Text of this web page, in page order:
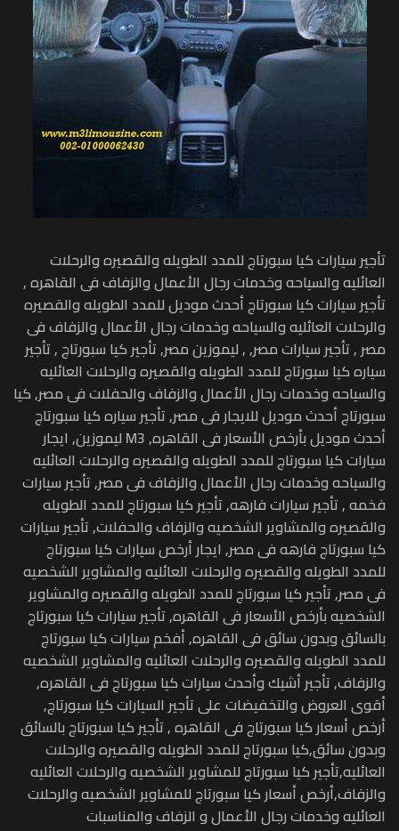
تأجير سيارات كيا سبورتاج للمدد الطويله والقصيره والرحلات
العائليه والسياحه وخدمات رجال الأعمال والزفاف فى القاهره ,
تأجير سيارات كيا سبورتاج أحدث موديل للمدد الطويله والقصيره
والرحلات العائليه والسياحه وخدمات رجال الأعمال والزفاف فى
مصر , تأجير سيارات مصر, , ليموزين مصر, تأجير كيا سبورتاج , تأجير
سياره كيا سبورتاج للمدد الطويله والقصيره والرحلات العائليه
والسياحه وخدمات رجال الأعمال والزفاف والحفلات فى مصر, كيا
سبورتاج أحدث موديل للايجار فى مصر, تأجير سياره كيا سبورتاج
أحدث موديل بأرخص الأسعار فى القاهره, M3 ليموزين, ايجار
سيارات كيا سبورتاج للمدد الطويله والقصيره والرحلات العائليه
والسياحه وخدمات رجال الأعمال والزفاف فى مصر, تأجير سيارات
فخمه , تأجير سيارات فارهه, تأجير كيا سبورتاج للمدد الطويله
والقصيره والمشاوير الشخصيه والزفاف والحفلات, تأجير سيارات
كيا سبورتاج فارهه فى مصر, ايجار أرخص سيارات كيا سبورتاج
للمدد الطويله والقصيره والرحلات العائليه والمشاوير الشخصيه
فى مصر, تأجير كيا سبورتاج للمدد الطويله والقصيره والمشاوير
الشخصيه بأرخص الأسعار فى القاهره, تأجير سيارات كيا سبورتاج
بالسائق وبدون سائق فى القاهره, أفخم سيارات كيا سبورتاج
للمدد الطويله والقصيره والرحلات العائليه والمشاوير الشخصيه
والزفاف, تأجير أشيك وأحدث سيارات كيا سبورتاج فى القاهره,
أقوى العروض والتخفيضات على تأجير السيارات كيا سبورتاج,
أرخص أسعار كيا سبورتاج فى القاهره , تأجير كيا سبورتاج بالسائق
وبدون سائق,كيا سبورتاج للمدد الطويله والقصيره والرحلات
العائليه,تأجير كيا سبورتاج للمشاوير الشخصيه والرحلات العائليه
والزفاف,أرخص أسعار كيا سبورتاج للمشاوير الشخصيه والرحلات
العائليه وخدمات رجال الأعمال و الزفاف والمناسبات